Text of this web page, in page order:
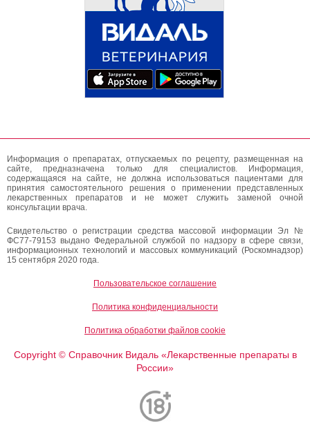
Информация о препаратах, отпускаемых по рецепту, размещенная на
сайте, предназначена только для специалистов. Информация,
содержащаяся на сайте, не должна использоваться пациентами для
принятия самостоятельного решения о применении представленных
лекарственных препаратов и не может служить заменой очной
консультации врача.
Свидетельство о регистрации средства массовой информации Эл №
ФС77-79153 выдано Федеральной службой по надзору в сфере связи,
информационных технологий и массовых коммуникаций (Роскомнадзор)
15 сентября 2020 года.
Пользовательское соглашение
Политика конфиденциальности
Политика обработки файлов cookie
Copyright ©Справочник Видаль «Лекарственные препараты в
России»